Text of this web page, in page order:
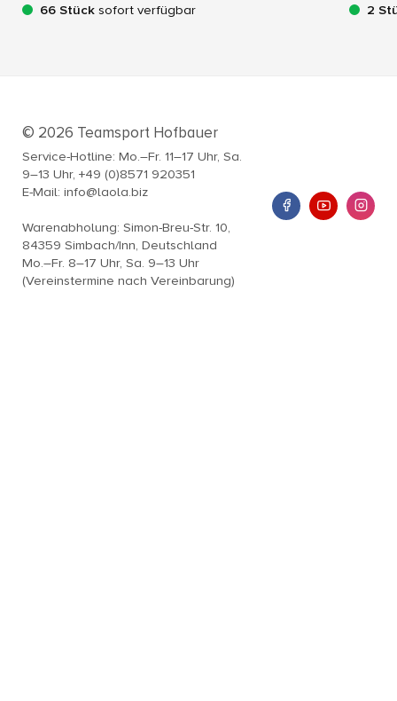
66 Stück sofort verfügbar 2
© 2026 Teamsport Hofbauer
Service-Hotline: Mo.–Fr. 11–17 Uhr, Sa.
9–13 Uhr, +49 (0)8571 920351
E-Mail: info@laola.biz
Warenabholung: Simon-Breu-Str. 10,
84359 Simbach/Inn, Deutschland
Mo.–Fr. 8–17 Uhr, Sa. 9–13 Uhr
(Vereinstermine nach Vereinbarung)